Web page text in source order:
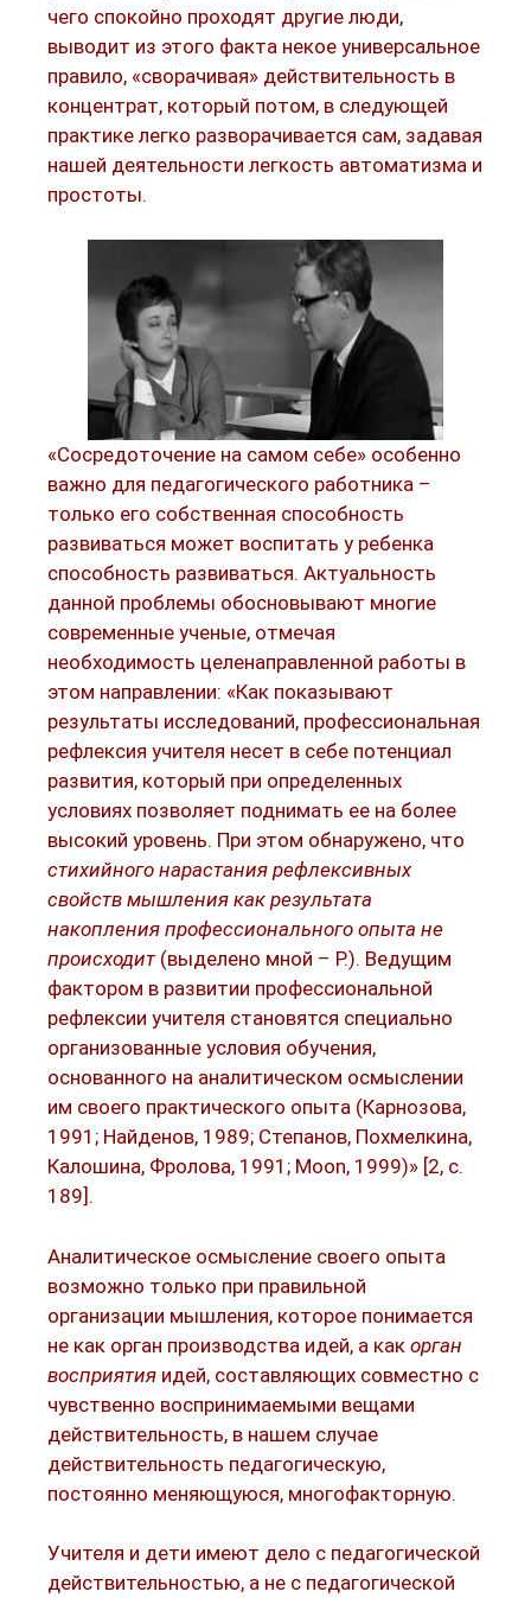
чего спокойно проходят другие люди,
выводит из этого факта некое универсальное
правило, «сворачивая» действительность в
концентрат, который потом, в следующей
практике легко разворачивается сам, задавая
нашей деятельности легкость автоматизма и
простоты.
«Сосредоточение на самом себе» особенно
важно для педагогического работника –
только его собственная способность
развиваться может воспитать у ребенка
способность развиваться. Актуальность
данной проблемы обосновывают многие
современные ученые, отмечая
необходимость целенаправленной работы в
этом направлении: «Как показывают
результаты исследований, профессиональная
рефлексия учителя несет в себе потенциал
развития, который при определенных
условиях позволяет поднимать ее на более
высокий уровень. При этом обнаружено, что
стихийного нарастания рефлексивных
свойств мышления как результата
накопления профессионального опыта не
происходит(выделено мной – Р.). Ведущим
фактором в развитии профессиональной
рефлексии учителя становятся специально
организованные условия обучения,
основанного на аналитическом осмыслении
им своего практического опыта (Карнозова,
1991; Найденов, 1989; Степанов, Похмелкина,
Калошина, Фролова, 1991; Мoon, 1999)» [2, с.
189].
Аналитическое осмысление своего опыта
возможно только при правильной
организации мышления, которое понимается
не как орган производства идей, а как орган
восприятия идей, составляющих совместно с
чувственно воспринимаемыми вещами
действительность, в нашем случае
действительность педагогическую,
постоянно меняющуюся, многофакторную.
Учителя и дети имеют дело с педагогической
действительностью, а не с педагогической